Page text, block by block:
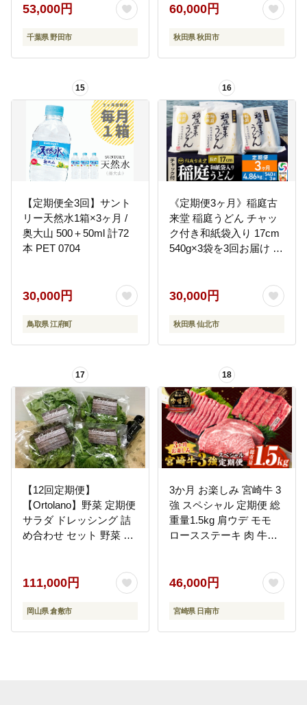
お取り寄せ グルメ 大容
量 まとめ買い 詰め合わ
せ 弁当 お菓子作り お裾
53,000円
千葉県 野田市
ジナル 最短翌日発送 [ス
コッティ フラワーパッ
ク トイレットペーパー
60,000円
秋田県 秋田市
15
【定期便全3回】サント
リー天然水1箱×3ヶ月 /
奥大山 500＋50ml 計72
本 PET 0704
30,000円
鳥取県 江府町
16
《定期便3ヶ月》稲庭古
来堂 稲庭うどん チャッ
ク付き和紙袋入り 17cm
540g×3袋を3回お届け 計
干し麺 細麺 無添加 防災
災害 備蓄 ローリングス
トック ご当地 お取り寄
30,000円
秋田県 仙北市
17
【12回定期便】
【Ortolano】野菜 定期便
サラダ ドレッシング 詰
め合わせ セット 野菜 岡
111,000円
岡山県 倉敷市
18
3か月 お楽しみ 宮崎牛 3
強 スペシャル 定期便 総
重量1.5kg 肩ウデ モモ
ロースステーキ 肉 牛肉
産 食品 牛丼 薄切り おす
すめ おかず お弁当 ブラ
ンド牛 ご褒美 記念日 お
46,000円
宮崎県 日南市